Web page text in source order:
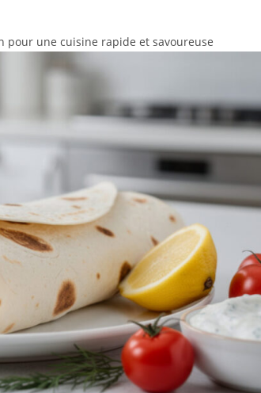
pour une cuisine rapide et savoureuse